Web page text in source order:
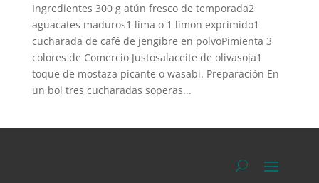
Ingredientes 300 g atún fresco de temporada2
aguacates maduros1 lima o 1 limon exprimido1
cucharada de café de jengibre en polvoPimienta 3
colores de Comercio Justosalaceite de olivasoja1
toque de mostaza picante o wasabi. Preparación En
un bol tres cucharadas soperas...